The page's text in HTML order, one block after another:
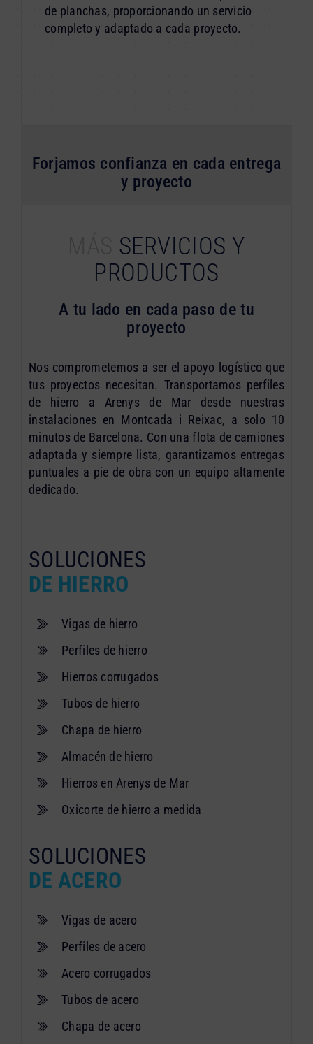
de planchas, proporcionando un servicio
completo y adaptado a cada proyecto.
Forjamos confianza en cada entrega
y proyecto
SERVICIOS Y
PRODUCTOS
A tu lado en cada paso de tu
proyecto
Nos comprometemos a ser el apoyo logístico que
tus proyectos necesitan. Transportamos perfiles
de hierro a Arenys de Mar desde nuestras
instalaciones en Montcada i Reixac, a solo 10
minutos de Barcelona. Con una flota de camiones
adaptada y siempre lista, garantizamos entregas
puntuales a pie de obra con un equipo altamente
dedicado.
SOLUCIONES
DE HIERRO
Vigas de hierro
Perfiles de hierro
Hierros corrugados
Tubos de hierro
Chapa de hierro
Almacén de hierro
Hierros en Arenys de Mar
Oxicorte de hierro a medida
SOLUCIONES
DE ACERO
Vigas de acero
Perfiles de acero
Acero corrugados
Tubos de acero
Chapa de acero